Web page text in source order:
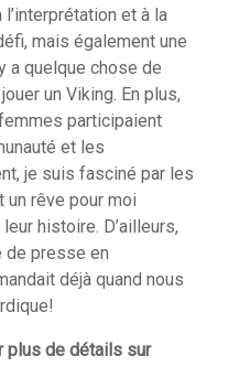
et à la
mais également une
a quelque chose de
un Viking. En plus,
participaient
et les
, je suis fasciné par les
un rêve pour moi
leur histoire . D’ailleurs,
de presse en
déjà quand nous
plus de détails sur